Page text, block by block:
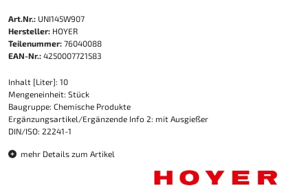
Art.Nr.: UNI145W907
Hersteller: HOYER
Teilenummer: 76040088
EAN-Nr.: 4250007721583
Inhalt [Liter]: 10
Mengeneinheit: Stück
Baugruppe: Chemische Produkte
Ergänzungsartikel/Ergänzende Info 2: mit Ausgießer
DIN/ISO: 22241-1
mehr Details zum Artikel